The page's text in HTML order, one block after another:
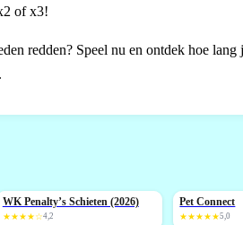
of x3!
redden? Speel nu en ontdek hoe lang
NIEUW
WK Penalty’s Schieten (2026)
★★★★☆4,2
NIEUW
Pet Connect
★★★★★5,0